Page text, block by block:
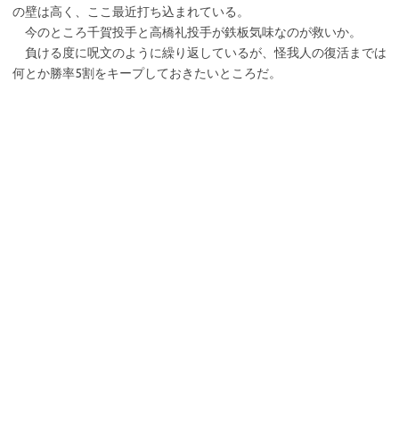
の壁は高く、ここ最近打ち込まれている。
今のところ千賀投手と高橋礼投手が鉄板気味なのが救いか。
負ける度に呪文のように繰り返しているが、怪我人の復活までは
何とか勝率5割をキープしておきたいところだ。